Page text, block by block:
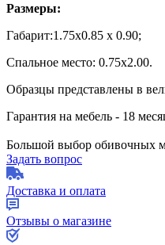
Размеры:
Габарит:1.75х0.85 х 0.90;
Спальное место: 0.75х2.00.
Образцы представлены в
Гарантия на мебель - 18
Большой выбор обивочных
Задать вопрос
Доставка и оплата
Отзывы о магазине